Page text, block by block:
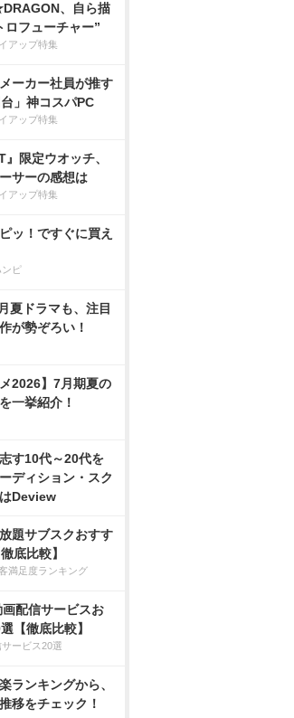
、自ら描
ロフューチャー”
アップ特集
メーカー社員が推す
台」神コスパPC
アップ特集
』限定ウオッチ、
サーの感想は
アップ特集
ッ！ですぐに買え
ンピ
夏ドラマも、注目
が勢ぞろい！
メ2026】7月期夏の
一挙紹介！
す10代～20代を
ディション・スク
Deview
題サブスクおすす
底比較】
満足度ランキング
配信サービスお
【徹底比較】
ービス20選
ランキングから、
移をチェック！